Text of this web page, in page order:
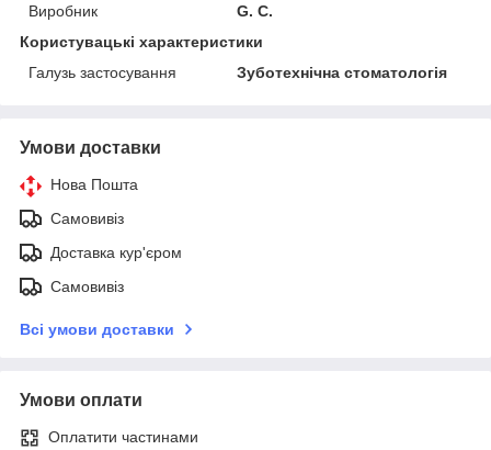
Виробник
G. C.
Користувацькі характеристики
Галузь застосування
Зуботехнічна стоматологія
Умови доставки
Нова Пошта
Самовивіз
Доставка кур'єром
Самовивіз
Всі умови доставки
Умови оплати
Оплатити частинами